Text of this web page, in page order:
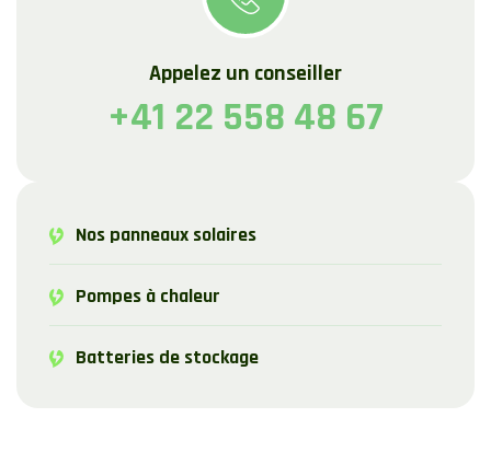
Appelez un conseiller
+41 22 558 48 67
Nos panneaux solaires
Pompes à chaleur
Batteries de stockage